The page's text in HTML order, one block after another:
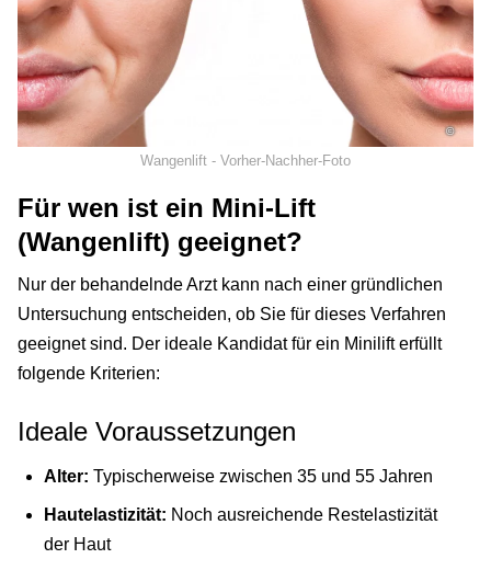
©
Wangenlift - Vorher-Nachher-Foto
Für wen ist ein Mini-Lift
(Wangenlift) geeignet?
Nur der behandelnde Arzt kann nach einer gründlichen
Untersuchung entscheiden, ob Sie für dieses Verfahren
geeignet sind. Der ideale Kandidat für ein Minilift erfüllt
folgende Kriterien:
Ideale Voraussetzungen
Alter: Typischerweise zwischen 35 und 55 Jahren
Hautelastizität: Noch ausreichende Restelastizität
der Haut